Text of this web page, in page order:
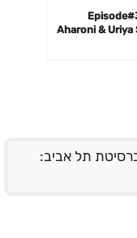
Aharoni & Uriya
– אוניברסיטת תל אביב: